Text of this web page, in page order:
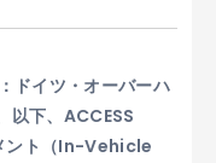
：ドイツ・オーバーハ
以下、ACCESS
ント（In-Vehicle